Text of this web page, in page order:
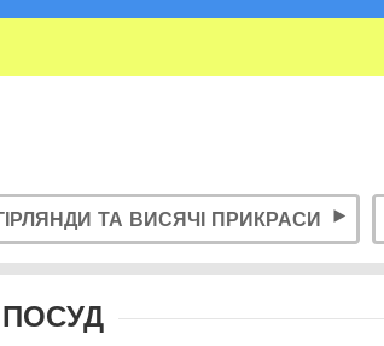
ТА ВИСЯЧІ ПРИКРАСИ